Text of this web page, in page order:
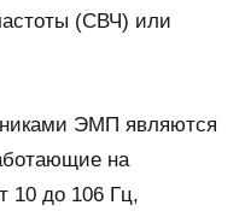
(СВЧ) или
ЭМП являются
на
10 до 106 Гц,